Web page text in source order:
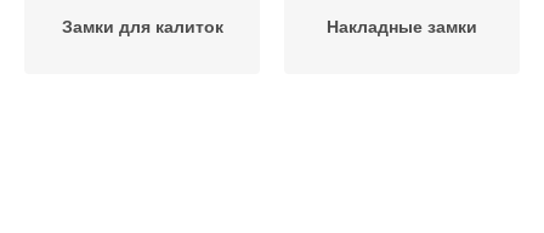
Замки для калиток Накладные замки